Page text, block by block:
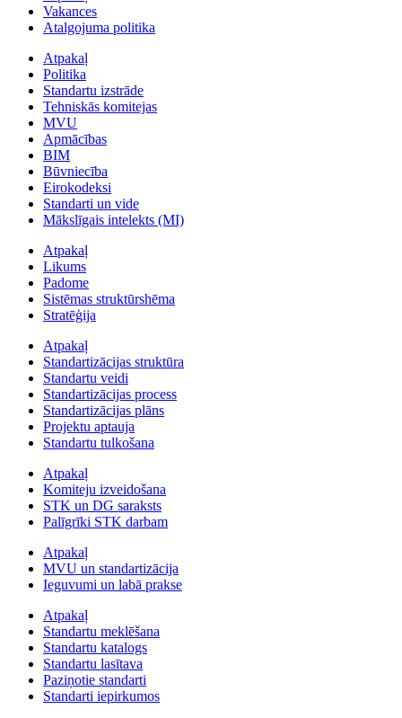
Vakances
Atalgojuma politika
Atpakaļ
Politika
Standartu izstrāde
Tehniskās komitejas
MVU
Apmācības
BIM
Būvniecība
Eirokodeksi
Standarti un vide
Mākslīgais intelekts (MI)
Atpakaļ
Likums
Padome
Sistēmas struktūrshēma
Stratēģija
Atpakaļ
Standartizācijas struktūra
Standartu veidi
Standartizācijas process
Standartizācijas plāns
Projektu aptauja
Standartu tulkošana
Atpakaļ
Komiteju izveidošana
STK un DG saraksts
Palīgrīki STK darbam
Atpakaļ
MVU un standartizācija
Ieguvumi un labā prakse
Atpakaļ
Standartu meklēšana
Standartu katalogs
Standartu lasītava
Paziņotie standarti
Standarti iepirkumos